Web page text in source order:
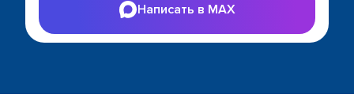
Написать в MAX